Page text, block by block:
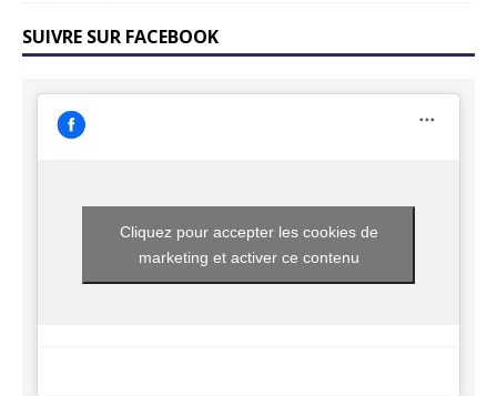
SUIVRE SUR FACEBOOK
Cliquez pour accepter les cookies de
marketing et activer ce contenu